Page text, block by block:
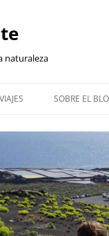
naturaleza
SOBRE EL